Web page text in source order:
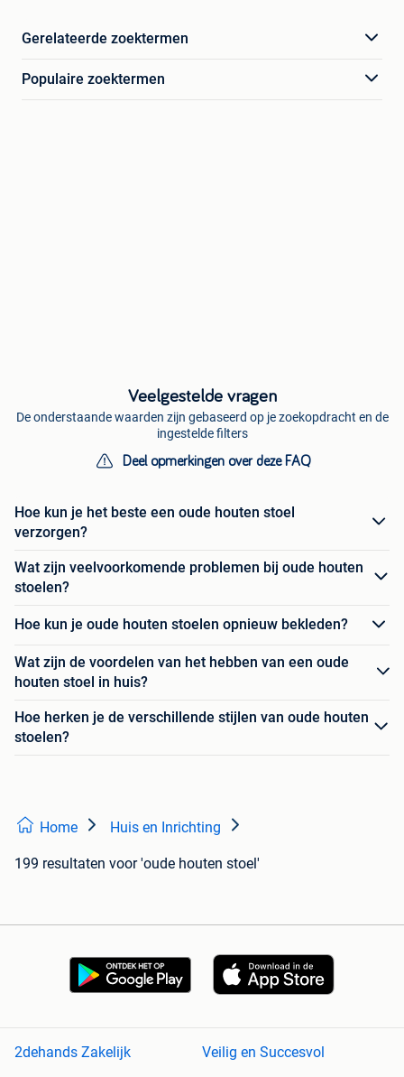
Gerelateerde zoektermen
Populaire zoektermen
Veelgestelde vragen
De onderstaande waarden zijn gebaseerd op je zoekopdracht en de
ingestelde filters
Deel opmerkingen over deze FAQ
Hoe kun je het beste een oude houten stoel
verzorgen?
Wat zijn veelvoorkomende problemen bij oude houten
stoelen?
Hoe kun je oude houten stoelen opnieuw bekleden?
Wat zijn de voordelen van het hebben van een oude
houten stoel in huis?
Hoe herken je de verschillende stijlen van oude houten
stoelen?
Home Huis en Inrichting
199 resultaten voor 'oude houten stoel'
2dehands Zakelijk Veilig en Succesvol